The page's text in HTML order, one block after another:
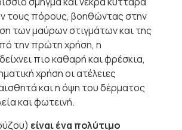
τους πόρους, βοηθώντας στην
των μαύρων στιγμάτων και της
την πρώτη χρήση, η
πιο καθαρή και φρέσκια,
χρήση οι ατέλειες
και η όψη του δέρματος
και φωτεινή.
είναι ένα πολύτιμο